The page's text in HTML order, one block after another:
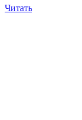
Читать